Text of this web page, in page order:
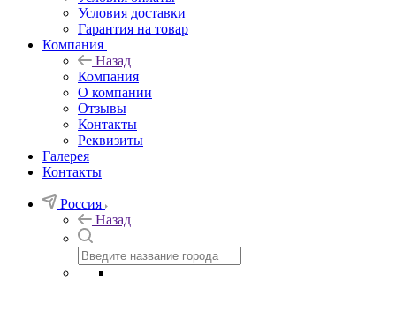
Условия доставки
Гарантия на товар
Компания
Назад
Компания
О компании
Отзывы
Контакты
Реквизиты
Галерея
Контакты
Россия
Назад